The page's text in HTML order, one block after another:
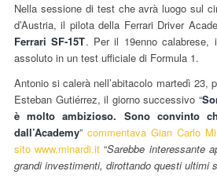
Nella sessione di test che avrà luogo sul
d’Austria, il pilota della Ferrari Driver
Ferrari SF-15T. Per il 19enno calabrese,
assoluto in un test ufficiale di Formula 1.
Antonio si calerà nell’abitacolo martedì 23,
Esteban Gutiérrez, il giorno successivo “
è molto ambizioso. Sono convinto
dall’Academy” commentava Gian Carlo
sito www.minardi.it“Sarebbe interessante
grandi investimenti, dirottando questi